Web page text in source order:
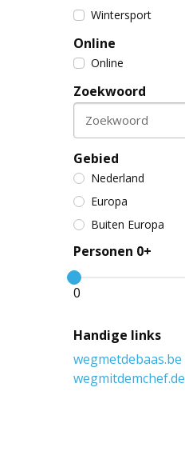
Wintersport
Online
Online
Zoekwoord
Zoekwoord
Gebied
Nederland
Europa
Buiten Europa
Personen 0+
0
Handige links
wegmetdebaas.be
wegmitdemchef.de